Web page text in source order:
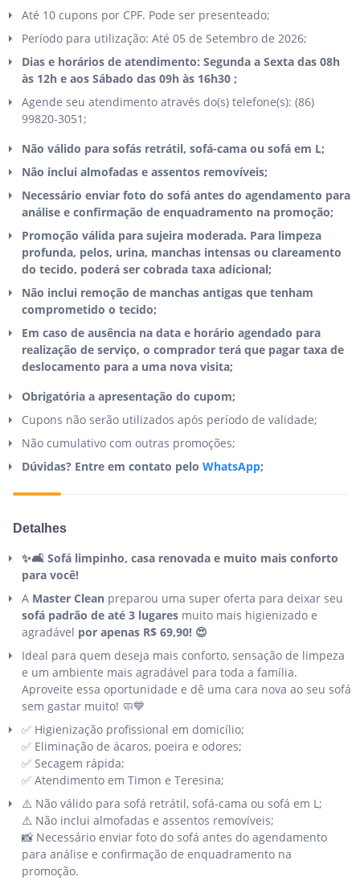
Até 10 cupons por CPF. Pode ser presenteado;
Período para utilização: Até 05 de Setembro de 2026;
Dias e horários de atendimento: Segunda a Sexta das 08h
às 12h e aos Sábado das 09h às 16h30 ;
Agende seu atendimento através do(s) telefone(s): (86)
99820-3051;
Não válido para sofás retrátil, sofá-cama ou sofá em L;
Não inclui almofadas e assentos removíveis;
Necessário enviar foto do sofá antes do agendamento para
análise e confirmação de enquadramento na promoção;
Promoção válida para sujeira moderada. Para limpeza
profunda, pelos, urina, manchas intensas ou clareamento
do tecido, poderá ser cobrada taxa adicional;
Não inclui remoção de manchas antigas que tenham
comprometido o tecido;
Em caso de ausência na data e horário agendado para
realização de serviço, o comprador terá que pagar taxa de
deslocamento para a uma nova visita;
Obrigatória a apresentação do cupom;
Cupons não serão utilizados após período de validade;
Não cumulativo com outras promoções;
Dúvidas? Entre em contato pelo WhatsApp;
Detalhes
✨🛋 Sofá limpinho, casa renovada e muito mais conforto
para você!
A Master Clean preparou uma super oferta para deixar seu
sofá padrão de até 3 lugares muito mais higienizado e
agradável por apenas R$ 69,90! 😍
Ideal para quem deseja mais conforto, sensação de limpeza
e um ambiente mais agradável para toda a família.
Aproveite essa oportunidade e dê uma cara nova ao seu sofá
sem gastar muito! 🧼💙
✅ Higienização profissional em domicílio;
✅ Eliminação de ácaros, poeira e odores;
✅ Secagem rápida;
✅ Atendimento em Timon e Teresina;
⚠️ Não válido para sofá retrátil, sofá-cama ou sofá em L;
⚠️ Não inclui almofadas e assentos removíveis;
📸 Necessário enviar foto do sofá antes do agendamento
para análise e confirmação de enquadramento na
promoção.